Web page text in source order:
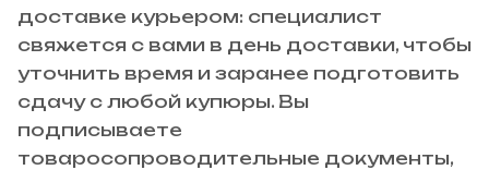
доставке курьером: специалист
свяжется с вами в день доставки, чтобы
уточнить время и заранее подготовить
сдачу с любой купюры. Вы
подписываете
товаросопроводительные документы,